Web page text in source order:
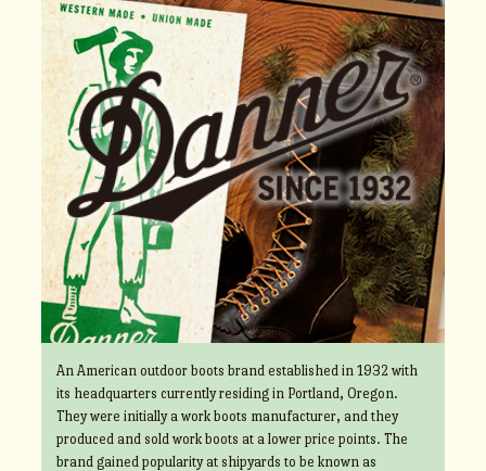
An American outdoor boots brand established in 1932 with
its headquarters currently residing in Portland, Oregon.
They were initially a work boots manufacturer, and they
produced and sold work boots at a lower price points. The
brand gained popularity at shipyards to be known as